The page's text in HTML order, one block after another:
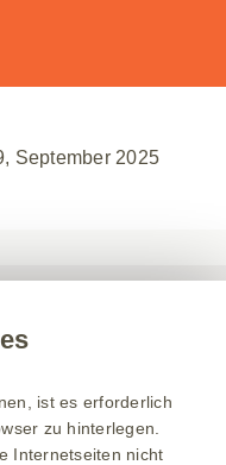
September 2025
unseren Produkten,
ist es erforderlich
zu hinterlegen.
Internetseiten nicht